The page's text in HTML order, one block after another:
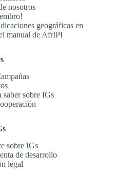
nosotros
geográficas en
manual de AfrIPI
saber sobre IGs
sobre IGs
de desarrollo
legal